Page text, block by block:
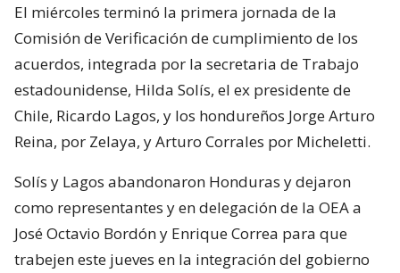
El miércoles terminó la primera jornada de la
Comisión de Verificación de cumplimiento de los
acuerdos, integrada por la secretaria de Trabajo
estadounidense, Hilda Solís, el ex presidente de
Chile, Ricardo Lagos, y los hondureños Jorge Arturo
Reina, por Zelaya, y Arturo Corrales por Micheletti.
Solís y Lagos abandonaron Honduras y dejaron
como representantes y en delegación de la OEA a
José Octavio Bordón y Enrique Correa para que
trabejen este jueves en la integración del gobierno